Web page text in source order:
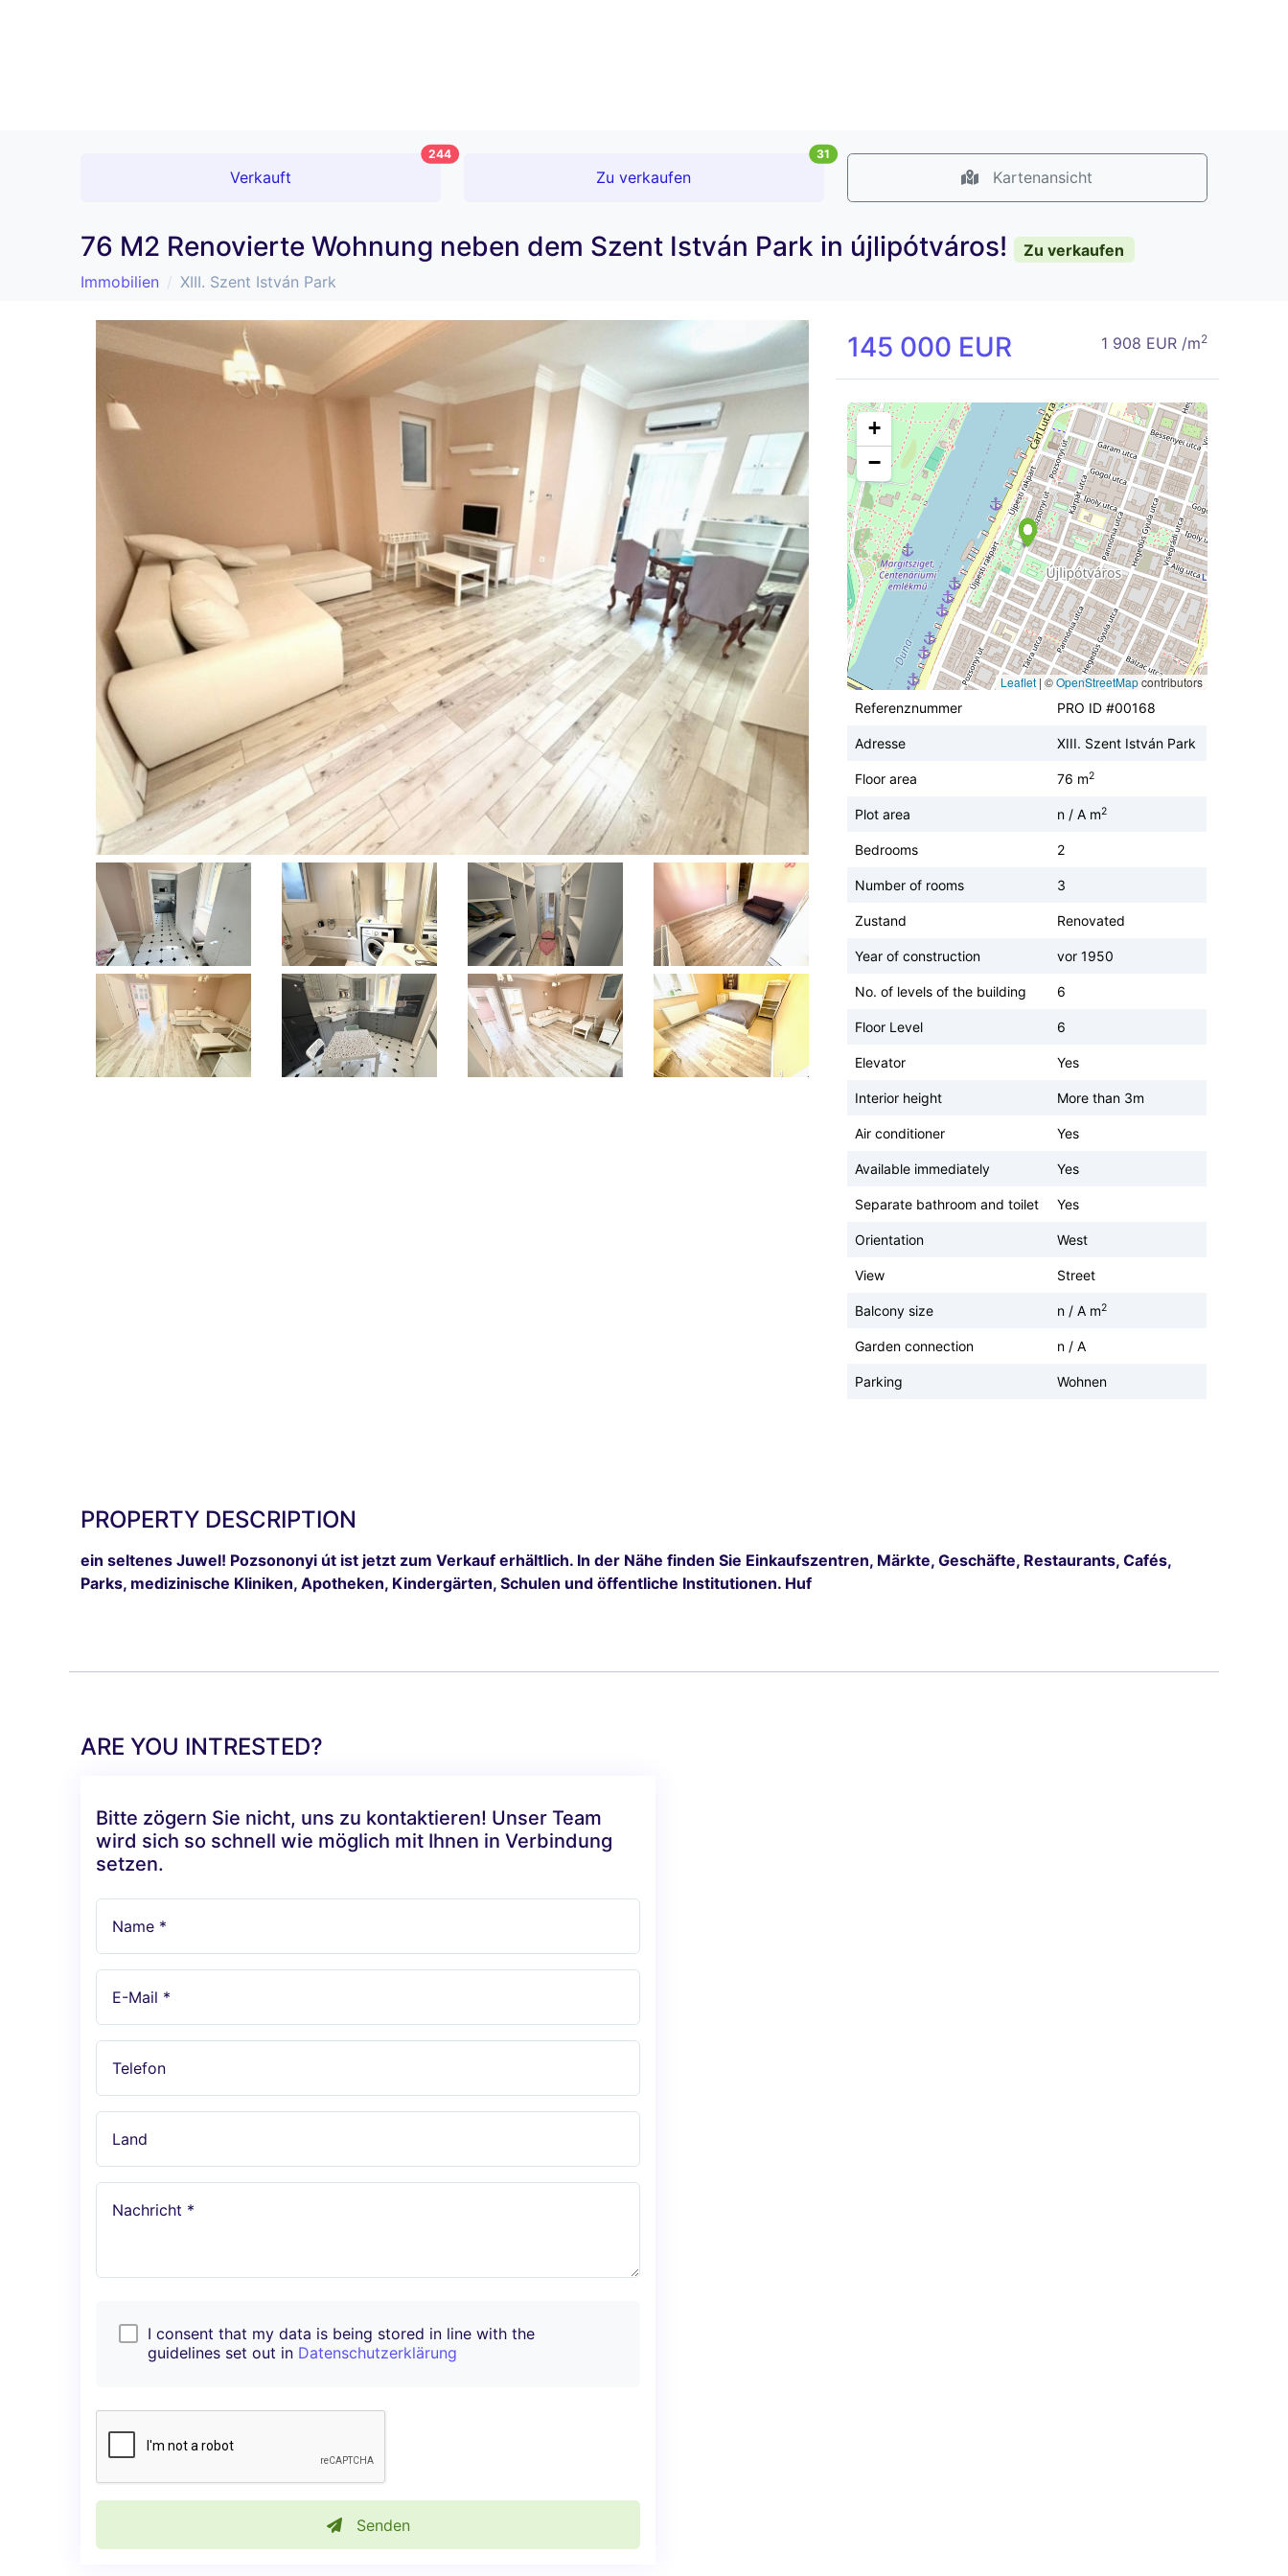
Verkauft
244
Zu verkaufen
31
Kartenansicht
76 M2 Renovierte Wohnung neben dem Szent István Park in újlipótváros!
Zu verkaufen
Immobilien
XIII. Szent István Park
145 000 EUR 1 908 EUR /m2
+
−
Leaflet | ©OpenStreetMapcontributors
Referenznummer
PRO ID #00168
Adresse XIII. Szent István Park
Floor area 76 m2
Plot area n / A m2
Bedrooms 2
Number of rooms 3
Zustand Renovated
Year of construction vor 1950
No. of levels of the building 6
Floor Level 6
Elevator Yes
Interior height More than 3m
Air conditioner Yes
Available immediately Yes
Separate bathroom and toilet Yes
Orientation West
View Street
Balcony size n / A m2
Garden connection n / A
Parking Wohnen
PROPERTY DESCRIPTION
ein seltenes Juwel! Pozsononyi út ist jetzt zum Verkauf erhältlich. In der Nähe finden Sie Einkaufszentren, Märkte, Geschäfte, Restaurants, Cafés,
Parks, medizinische Kliniken, Apotheken, Kindergärten, Schulen und öffentliche Institutionen. Huf
ARE YOU INTRESTED?
Bitte zögern Sie nicht, uns zu kontaktieren! Unser Team
wird sich so schnell wie möglich mit Ihnen in Verbindung
setzen.
Name *
E-Mail *
Telefon
Land
Nachricht *
I consent that my data is being stored in line with the
guidelines set out in Datenschutzerklärung
Senden